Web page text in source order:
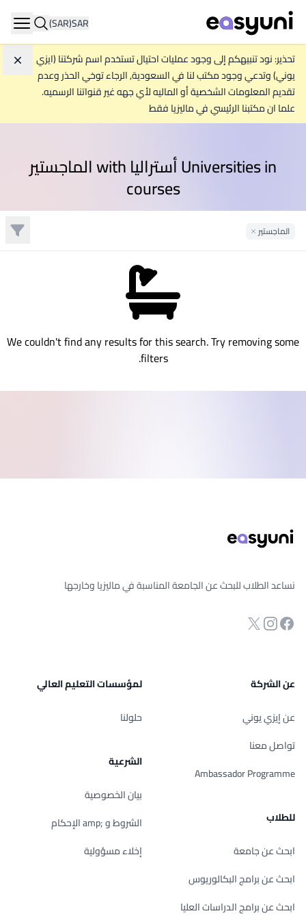
SAR
(SAR)
تحذير: نود تنبيهكم إلى وجود عمليات احتيال تستخدم اسم شركتنا (ايزي
يوني) وتدعي وجود مكتب لنا في السعودية, الرجاء توخي الحذر وعدم
تقديم المعلومات الشخصية أو الماليه لأي جهه غير قنواتنا الرسميه.
علما ان مكتبنا الرئيسي في ماليزيا فقط
Universities in أستراليا with الماجستير
courses
الماجستيرRemove Filter
We couldn't find any results for this search. Try removing some
filters.
نساعد الطلاب للبحث عن الجامعة المناسبة في ماليزيا وخارجها
صفحة الفيسبوك
انستجرام
Twitter
عن الشركة
عن إيزي يوني
تواصل معنا
Ambassador Programme
للطلاب
ابحث عن جامعة
ابحث عن برامج البكالوريوس
ابحث عن برامج الدراسات العليا
لمؤسسات التعليم العالي
حلولنا
الشرعية
بيان الخصوصية
الشروط و ;amp الإحكام
إخلاء مسؤولية